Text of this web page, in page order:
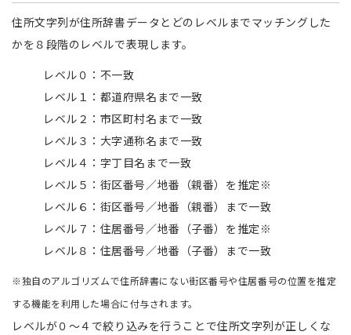
住所文字列が住所辞書データとどのレベルまでマッチングした
かを８段階のレベルで表現します。
レベル０：不一致
レベル１：都道府県名まで一致
レベル２：市区町村名まで一致
レベル３：大字通称名まで一致
レベル４：字丁目名まで一致
レベル５：街区番号／地番（親番）を推定※
レベル６：街区番号／地番（親番）まで一致
レベル７：住居番号／地番（子番）を推定※
レベル８：住居番号／地番（子番）まで一致
※独自のアルゴリズムで住所辞書にない街区番号や住居番号の位置を推定
する機能を利用した場合に付与されます。
レベルが０～４で絞り込みを行うことで住所文字列が正しくな